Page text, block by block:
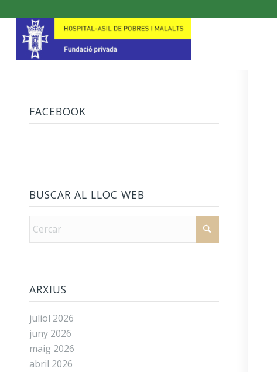
FACEBOOK
BUSCAR AL LLOC WEB
ARXIUS
juliol 2026
juny 2026
maig 2026
abril 2026